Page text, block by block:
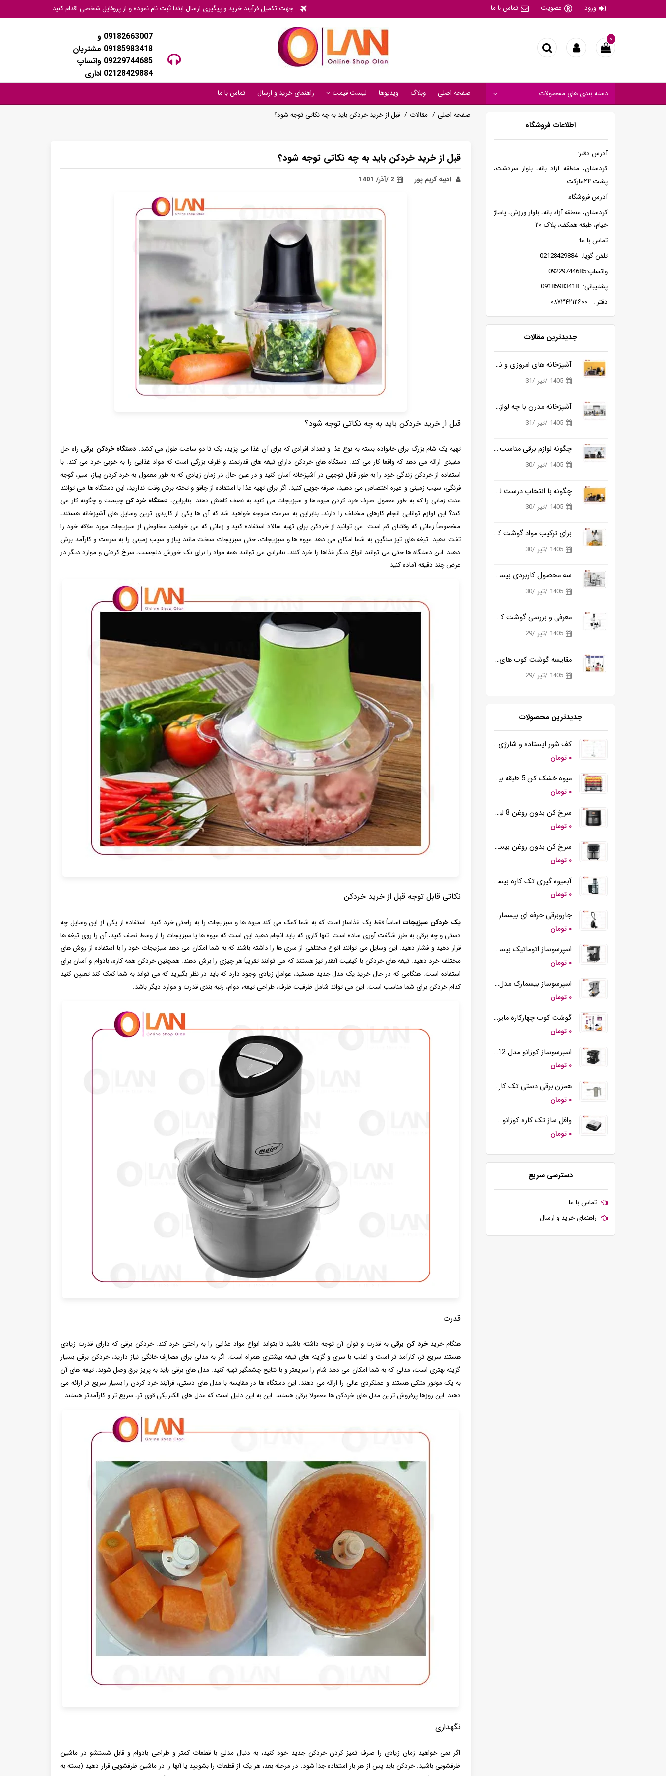
ورود عضویت تماس با ما جهت تکمیل فرآیند خرید و پیگیری ارسال ابتدا ثبت نام نموده و از پروفایل شخصی اقدام کنید.
09182663007 و
09185983418 مشتریان
09229744685 واتساپ
02128429884 اداری
۰
صفحه اصلی وبلاگ ویدیوها لیست قیمت راهنمای خرید و ارسال تماس با ما دسته بندی های محصولات
صفحه اصلی مقالات قبل از خرید خردکن باید به چه نکاتی توجه شود؟
قبل از خرید خردکن باید به چه نکاتی توجه شود؟
ادیبه کریم پور 2 /آذر/ 1401
قبل از خرید خردکن باید به چه نکاتی توجه شود؟
تهیه یک شام بزرگ برای خانواده بسته به نوع غذا و تعداد افرادی که برای آن غذا می پزید، یک تا دو ساعت طول می کشد. دستگاه خردکن برقی راه حل
مفیدی ارائه می دهد که واقعا کار می کند. دستگاه های خردکن دارای تیغه های قدرتمند و ظرف بزرگی است که مواد غذایی را به خوبی خرد می کند. با
استفاده از خردکن زندگی خود را به طور قابل توجهی در آشپزخانه آسان کنید و در عین حال در زمان زیادی که به طور معمول به خرد کردن پیاز، سیر، گوجه
فرنگی، سیب زمینی و غیره اختصاص می دهید، صرفه ‌جویی کنید. اگر برای تهیه غذا با استفاده از چاقو و تخته برش وقت ندارید، این دستگاه ها می توانند
مدت زمانی را که به طور معمول صرف خرد کردن میوه ها و سبزیجات می کنید به نصف کاهش دهند. بنابراین، دستگاه خرد کن چیست و چگونه کار می
کند؟ این لوازم توانایی انجام کارهای مختلف را دارند، بنابراین به ‌سرعت متوجه خواهید شد که آن ها یکی از کاربدی ترین وسایل های آشپزخانه هستند،
مخصوصاً زمانی که وقتتان کم است. می توانید از خردکن برای تهیه سالاد استفاده کنید و زمانی که می خواهید مخلوطی از سبزیجات مورد علاقه خود را
تفت دهید. تیغه های تیز سنگین به شما امکان می دهد میوه ها و سبزیجات، حتی سبزیجات سخت مانند پیاز و سیب زمینی را به سرعت و کارآمد برش
دهید. این دستگاه‌ ها حتی می ‌توانند انواع دیگر غذاها را خرد کنند، بنابراین می‌ توانید همه مواد را برای یک خورش دلچسب، سرخ کردنی و موارد دیگر در
عرض چند دقیقه آماده کنید.
نکاتی قابل توجه قبل از خرید خردکن
یک خردکن سبزیجاتاساساً فقط یک غذاساز است که به شما کمک می کند میوه ها و سبزیجات را به راحتی خرد کنید. استفاده از یکی از این وسایل چه
دستی و چه برقی به طرز شگفت آوری ساده است. تنها کاری که باید انجام دهید این است که میوه ها یا سبزیجات را از وسط نصف کنید، آن را روی تیغه ها
قرار دهید و فشار دهید. این وسایل می توانند انواع مختلفی از سری ها را داشته باشند که به شما امکان می دهد سبزیجات خود را با استفاده از روش های
مختلف خرد دهید. تیغه های خردکن با کیفیت آنقدر تیز هستند که می توانند تقریباً هر چیزی را برش دهند. همچنین خردکن همه کاره، بادوام و آسان برای
استفاده است. هنگامی که در حال خرید یک مدل جدید هستید، عوامل زیادی وجود دارد که باید در نظر بگیرید که می تواند به شما کمک کند تعیین کنید
کدام خردکن برای شما مناسب است. این می تواند شامل ظرفیت ظرف، طراحی تیغه، دوام، رتبه بندی قدرت و موارد دیگر باشد.
قدرت
هنگام خریدخرد کن برقی به قدرت و توان آن توجه داشته باشید تا بتواند انواع مواد غذایی را به راحتی خرد کند. خردکن برقی که دارای قدرت زیادی
هستند سریع ‌تر، کارآمد تر است و اغلب با سری و گزینه‌ های تیغه بیشتری همراه است. اگر به مدلی برای مصارف خانگی نیاز دارید، خردکن برقی بسیار
گزینه بهتری است، مدلی که به شما امکان می دهد شام را سریعتر و با نتایج چشمگیر تهیه کنید. مدل های برقی باید به پریز برق وصل شوند. تیغه های آن
به یک موتور متکی هستند و عملکردی عالی را ارائه می دهند. این دستگاه ‌ها در مقایسه با مدل‌ های دستی، فرآیند خرد کردن را بسیار سریع ‌تر ارائه می
‌دهند. این روزها پرفروش ترین مدل های خردکن ها معمولا برقی هستند. این به این دلیل است که مدل های الکتریکی قوی تر، سریع تر و کارآمدتر هستند.
نگهداری
اگر نمی ‌خواهید زمان زیادی را صرف تمیز کردن خردکن جدید خود کنید، به دنبال مدلی با قطعات کمتر و طراحی بادوام و قابل شستشو در ماشین
ظرفشویی باشید. خردکن باید پس از هر بار استفاده جدا شود. در مرحله بعد، هر یک از قطعات را بشویید یا آنها را در ماشین ظرفشویی قرار دهید (بسته به
اطلاعات فروشگاه
آدرس دفتر:
کردستان، منطقه آزاد بانه، بلوار سردشت،
پشت ۲۴مارکت
آدرس فروشگاه:
کردستان، منطقه آزاد بانه، بلوار ورزش، پاساژ
خیام، طبقه همکف، پلاک ۲۰
تماس با ما:
تلفن گویا: 02128429884
واتساپ:09229744685
پشتیبانی: 09185983418
دفتر : ۰۸۷۳۴۲۱۲۶۰۰
جدیدترین مقالات
آشپزخانه های امروزی و نیاز به ابزارهای هوشمندتر
1405 /تیر /31
آشپزخانه مدرن با چه لوازمی کامل می شود؟
1405 /تیر /31
چگونه لوازم برقی مناسب آشپزی روزانه را ساده تر می کنند؟
1405 /تیر /30
چگونه با انتخاب درست لوازم برقی آشپزخانه، زمان آشپزی را نصف کنیم؟
1405 /تیر /30
برای ترکیب مواد گوشت کوب برقی بهتره یا مخلوط کن؟
1405 /تیر /30
سه محصول کاربردی بیسمارک برای آشپزخانه های مدرن
1405 /تیر /30
معرفی و بررسی گوشت کوب برقی بیسمارک مدل BM3315
1405 /تیر /29
مقایسه گوشت کوب های برقی بیسمارک مدل BM3315 و BM3316
1405 /تیر /29
جدیدترین محصولات
کف شور ایستاده و شارژی بیسمارک مدل BM5510
۰ تومان
میوه خشک کن 5 طبقه بیسمارک مدل BM3004
۰ تومان
سرخ کن بدون روغن 8 لیتری بیسمارک مدل BM3570
۰ تومان
سرخ کن بدون روغن بیسمارک مدل BM-3558
۰ تومان
آبمیوه گیری تک کاره بیسمارک مدل BM2360
۰ تومان
جاروبرقی حرفه ای بیسمارک مدل BM2109
۰ تومان
اسپرسوساز اتوماتیک بیسمارک مدل BM2290
۰ تومان
اسپرسوساز بیسمارک مدل BM2260
۰ تومان
گوشت کوب چهارکاره مایر مدل MR-194
۰ تومان
اسپرسوساز کوزانو مدل KM12
۰ تومان
همزن برقی دستی تک کاره کوزانو مدل HM212
۰ تومان
وافل ساز تک کاره کوزانو مدل KZ20
۰ تومان
دسترسی سریع
تماس با ما
راهنمای خرید و ارسال